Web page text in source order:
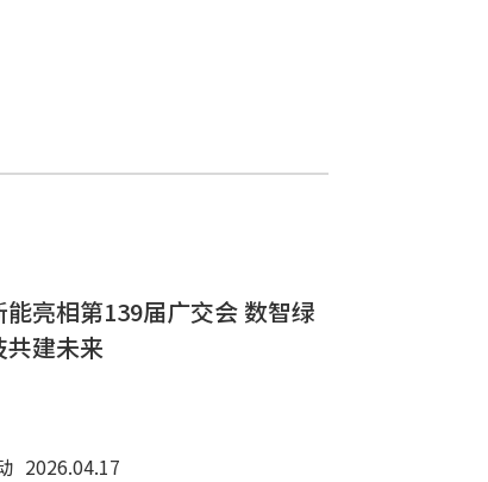
能亮相第139届广交会 数智绿
共建未来
2026.04.17